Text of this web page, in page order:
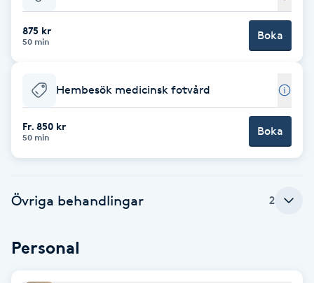
Babylights
Balayage
Barber
875 kr
50 min Boka
Hembesök medicinsk fotvård
Fr. 850 kr
50 min Boka
Övriga behandlingar 2
Personal